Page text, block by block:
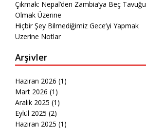
Çıkmak: Nepal’den Zambia’ya Beç Tavuğu
Olmak Üzerine
Hiçbir Şey Bilmediğimiz Gece’yi Yapmak
Üzerine Notlar
Arşivler
Haziran 2026 (1)
Mart 2026 (1)
Aralık 2025 (1)
Eylül 2025 (2)
Haziran 2025 (1)